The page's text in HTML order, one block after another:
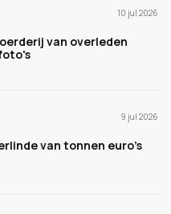
10 jul 2026
van overleden
9 jul 2026
van tonnen euro's